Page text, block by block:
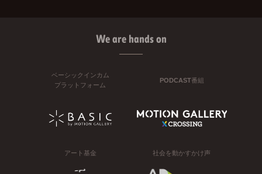
We are hands on
ベーシックインカム
プラットフォーム
PODCAST番組
アート基金 社会を動かすかけ声